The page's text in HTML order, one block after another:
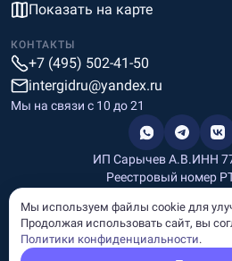
Показать на карте
КОНТАКТЫ
+7 (495) 502-41-50
intergidru@yandex.ru
Мы на связи c 10 до 21
ИП Сарычев А.В.ИНН
Реестровый номер
Информация, размещённая на
характер и не является
Мы используем файлы cookie для
Продолжая использовать сайт, вы
Политики конфиденциальности.